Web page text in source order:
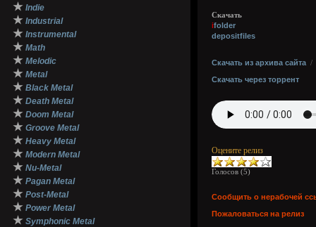
★ Indie
★ Industrial
★ Instrumental
★ Math
★ Melodic
★ Metal
★ Black Metal
★ Death Metal
★ Doom Metal
★ Groove Metal
★ Heavy Metal
★ Modern Metal
★ Nu-Metal
★ Pagan Metal
★ Post-Metal
★ Power Metal
★ Symphonic Metal
Скачать
ifolder
depositfiles
Скачать из архива сайта /
Скачать через торрент
Оцените релиз
Голосов (5)
Сообщить о нерабочей
Пожаловаться на релиз